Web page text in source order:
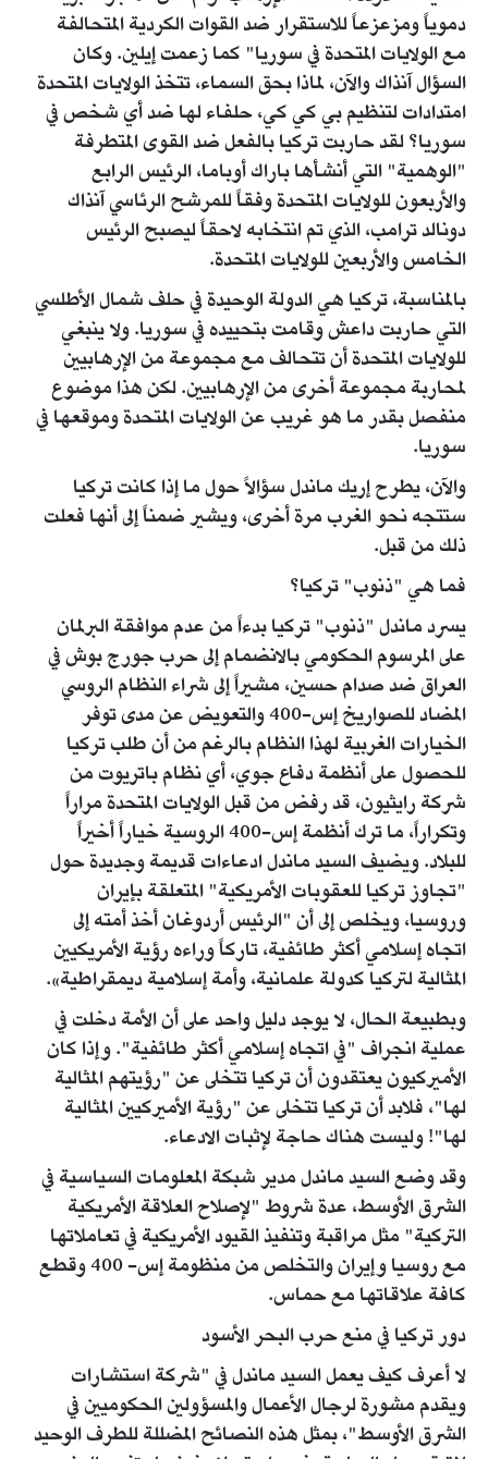
دموياً ومزعزعاً للاستقرار ضد القوات الكردية المتحالفة
مع الولايات المتحدة في سوريا" كما زعمت إيلين. وكان
السؤال آنذاك والآن، لماذا بحق السماء، تتخذ الولايات المتحدة
امتدادات لتنظيم بي كي كي، حلفاء لها ضد أي شخص في
سوريا؟ لقد حاربت تركيا بالفعل ضد القوى المتطرفة
"الوهمية" التي أنشأها باراك أوباما، الرئيس الرابع
والأربعون للولايات المتحدة وفقاً للمرشح الرئاسي آنذاك
دونالد ترامب، الذي تم انتخابه لاحقاً ليصبح الرئيس
الخامس والأربعين للولايات المتحدة.
بالمناسبة، تركيا هي الدولة الوحيدة في حلف شمال الأطلسي
التي حاربت داعش وقامت بتحييده في سوريا. ولا ينبغي
للولايات المتحدة أن تتحالف مع مجموعة من الإرهابيين
لمحاربة مجموعة أخرى من الإرهابيين. لكن هذا موضوع
منفصل بقدر ما هو غريب عن الولايات المتحدة وموقعها في
سوريا.
والآن، يطرح إريك ماندل سؤالاً حول ما إذا كانت تركيا
ستتجه نحو الغرب مرة أخرى، ويشير ضمناً إلى أنها فعلت
ذلك من قبل.
فما هي "ذنوب" تركيا؟
يسرد ماندل "ذنوب" تركيا بدءاً من عدم موافقة البرلمان
على المرسوم الحكومي بالانضمام إلى حرب جورج بوش في
العراق ضد صدام حسين، مشيراً إلى شراء النظام الروسي
المضاد للصواريخ إس-400 والتعويض عن مدى توفر
الخيارات الغربية لهذا النظام بالرغم من أن طلب تركيا
للحصول على أنظمة دفاع جوي، أي نظام باتريوت من
شركة رايثيون، قد رفض من قبل الولايات المتحدة مراراً
وتكراراً، ما ترك أنظمة إس-400 الروسية خياراً أخيراً
للبلاد. ويضيف السيد ماندل ادعاءات قديمة وجديدة حول
"تجاوز تركيا للعقوبات الأمريكية" المتعلقة بإيران
وروسيا، ويخلص إلى أن "الرئيس أردوغان أخذ أمته إلى
اتجاه إسلامي أكثر طائفية، تاركاً وراءه رؤية الأمريكيين
المثالية لتركيا كدولة علمانية، وأمة إسلامية ديمقراطية».
وبطبيعة الحال، لا يوجد دليل واحد على أن الأمة دخلت في
عملية انجراف "في اتجاه إسلامي أكثر طائفية". وإذا كان
الأميركيون يعتقدون أن تركيا تتخلى عن "رؤيتهم المثالية
لها"، فلابد أن تركيا تتخلى عن "رؤية الأميركيين المثالية
لها"! وليست هناك حاجة لإثبات الادعاء.
وقد وضع السيد ماندل مدير شبكة المعلومات السياسية في
الشرق الأوسط، عدة شروط "لإصلاح العلاقة الأمريكية
التركية" مثل مراقبة وتنفيذ القيود الأمريكية في تعاملاتها
مع روسيا وإيران والتخلص من منظومة إس- 400 وقطع
كافة علاقاتها مع حماس.
دور تركيا في منع حرب البحر الأسود
لا أعرف كيف يعمل السيد ماندل في "شركة استشارات
ويقدم مشورة لرجال الأعمال والمسؤولين الحكوميين في
الشرق الأوسط"، بمثل هذه النصائح المضللة للطرف الوحيد